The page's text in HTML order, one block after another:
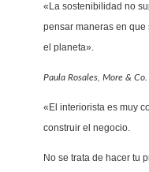
«La sostenibilidad no
pensar maneras en
el planeta».
Paula Rosales, More & Co.
«El interiorista es muy
construir el negocio.
No se trata de hacer tu